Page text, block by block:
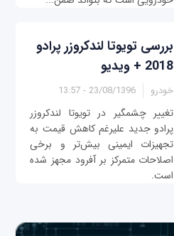
بررسی تویوتا لندکروزر پرادو
2018 + ویدیو
خودرو 23/08/1396 - 13:57
تغییر چشمگیر در تویوتا لندکروزر
پرادو جدید علیرغم کاهش قیمت به
تجهیزات ایمینی بیش‌تر و برخی
اصلاحات متمرکز بر آفرود مجهز شده
است.